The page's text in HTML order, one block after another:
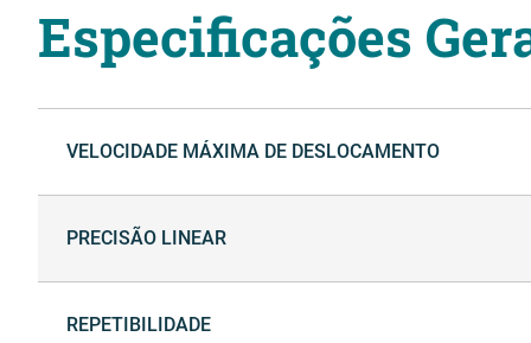
Especificações
VELOCIDADE MÁXIMA DE DESLOCAMENTO
PRECISÃO LINEAR
REPETIBILIDADE